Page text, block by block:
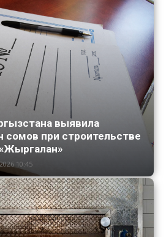
выявила
при строительстве
10:45